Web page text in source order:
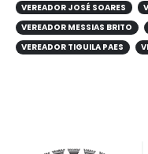
VEREADOR JOSÉ SOARES
VEREADOR MESSIAS BRITO
VEREADOR TIGUILA PAES